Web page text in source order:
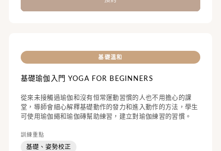
基礎溫和
基礎瑜伽入門 YOGA FOR BEGINNERS
從來未接觸過瑜伽和沒有恒常運動習慣的人也不用擔心的課
堂，導師會細心解釋基礎動作的發力和進入動作的方法，學生
可使用瑜伽繩和瑜伽磚幫助練習，建立對瑜伽練習的習慣。
訓練重點
基礎、姿勢校正